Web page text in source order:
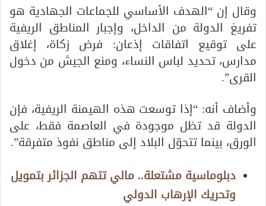
وقال إن “الهدف الأساسي للجماعات الجهادية هو
تفريغ الدولة من الداخل، وإجبار المناطق الريفية
على توقيع اتفاقات إذعان: فرض زكاة، إغلاق
مدارس، تحديد لباس النساء، ومنع الجيش من دخول
القرى”.
وأضاف أنه: “إذا توسعت هذه الهيمنة الريفية، فإن
الدولة قد تظل موجودة في العاصمة فقط، على
الورق، بينما تتحوّل البلاد إلى مناطق نفوذ متفرقة”.
دبلوماسية مشتعلة.. مالي تتهم الجزائر بتمويل
وتحريك الإرهاب الدولي